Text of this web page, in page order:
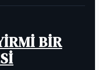
BİR